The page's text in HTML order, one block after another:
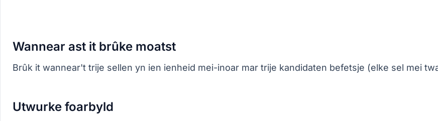
Wannear ast it brûke moatst
Brûk it wannear't trije sellen yn ien ienheid mei-inoar mar trije kandidaten befetsje (elke sel mei
Utwurke foarbyld